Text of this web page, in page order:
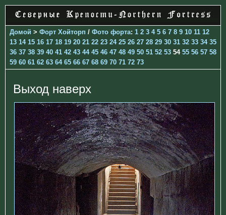
Домой > Форт Хойторп / Фото форта: 1 2 3 4 5 6 7 8 9 10 11 12
13 14 15 16 17 18 19 20 21 22 23 24 25 26 27 28 29 30 31 32 33 34 35
36 37 38 39 40 41 42 43 44 45 46 47 48 49 50 51 52 53 54 55 56 57 58
59 60 61 62 63 64 65 66 67 68 69 70 71 72 73
Выход наверх